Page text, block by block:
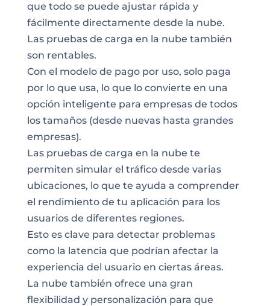
que todo se puede ajustar rápida y
fácilmente directamente desde la nube.
Las pruebas de carga en la nube también
son rentables.
Con el modelo de pago por uso, solo paga
por lo que usa, lo que lo convierte en una
opción inteligente para empresas de todos
los tamaños (desde nuevas hasta grandes
empresas).
Las pruebas de carga en la nube te
permiten simular el tráfico desde varias
ubicaciones, lo que te ayuda a comprender
el rendimiento de tu aplicación para los
usuarios de diferentes regiones.
Esto es clave para detectar problemas
como la latencia que podrían afectar la
experiencia del usuario en ciertas áreas.
La nube también ofrece una gran
flexibilidad y personalización para que